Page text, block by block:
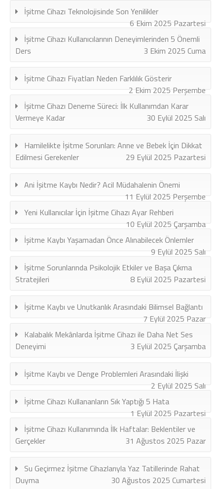
İşitme Cihazı Teknolojisinde Son Yenilikler
6 Ekim 2025 Pazartesi
İşitme Cihazı Kullanıcılarının Deneyimlerinden 5 Önemli
Ders
3 Ekim 2025 Cuma
İşitme Cihazı Fiyatları Neden Farklılık Gösterir
2 Ekim 2025 Perşembe
İşitme Cihazı Deneme Süreci: İlk Kullanımdan Karar
Vermeye Kadar
30 Eylül 2025 Salı
Hamilelikte İşitme Sorunları: Anne ve Bebek İçin Dikkat
Edilmesi Gerekenler
29 Eylül 2025 Pazartesi
Ani İşitme Kaybı Nedir? Acil Müdahalenin Önemi
11 Eylül 2025 Perşembe
Yeni Kullanıcılar İçin İşitme Cihazı Ayar Rehberi
10 Eylül 2025 Çarşamba
İşitme Kaybı Yaşamadan Önce Alınabilecek Önlemler
9 Eylül 2025 Salı
İşitme Sorunlarında Psikolojik Etkiler ve Başa Çıkma
Stratejileri
8 Eylül 2025 Pazartesi
İşitme Kaybı ve Unutkanlık Arasındaki Bilimsel Bağlantı
7 Eylül 2025 Pazar
Kalabalık Mekânlarda İşitme Cihazı ile Daha Net Ses
Deneyimi
3 Eylül 2025 Çarşamba
İşitme Kaybı ve Denge Problemleri Arasındaki İlişki
2 Eylül 2025 Salı
İşitme Cihazı Kullananların Sık Yaptığı 5 Hata
1 Eylül 2025 Pazartesi
İşitme Cihazı Kullanımında İlk Haftalar: Beklentiler ve
Gerçekler
31 Ağustos 2025 Pazar
Su Geçirmez İşitme Cihazlarıyla Yaz Tatillerinde Rahat
Duyma
30 Ağustos 2025 Cumartesi